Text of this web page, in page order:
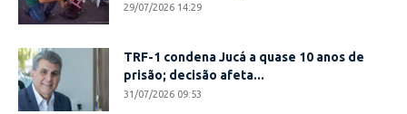
29/07/2026 14:29
TRF-1 condena Jucá a quase 10 anos de
prisão; decisão afeta...
31/07/2026 09:53